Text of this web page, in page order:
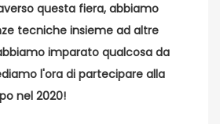
questa fiera, abbiamo
tecniche insieme ad altre
imparato qualcosa da
l'ora di partecipare alla
nel 2020!